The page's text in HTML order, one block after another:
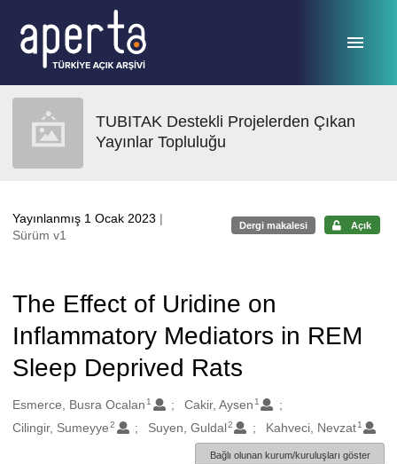
TUBITAK Destekli Projelerden Çıkan
Yayınlar Topluluğu
Yayınlanmış 1 Ocak 2023 |
Sürüm v1
Dergi makalesi Açık
The Effect of Uridine on
Inflammatory Mediators in REM
Sleep Deprived Rats
Oluşturanlar
Esmerce, Busra Ocalan 1 Cakir, Aysen 1
Cilingir, Sumeyye 2 Suyen, Guldal2 Kahveci, Nevzat 1
Bağlı olunan kurum/kuruluşları göster